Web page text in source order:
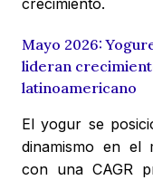
Mayo 2026:
lideran
latinoamericano
El yogur se
dinamismo en el
con una CAGR